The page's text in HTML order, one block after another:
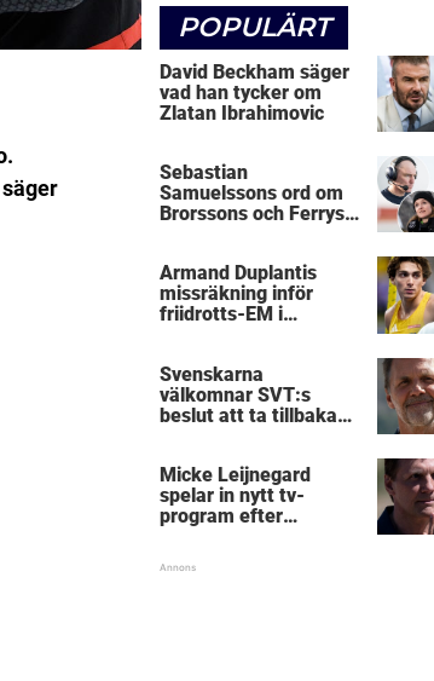
POPULÄRT
David Beckham säger
vad han tycker om
Zlatan Ibrahimovic
Sebastian
Samuelssons ord om
Brorssons och Ferrys
Armand Duplantis
missräkning inför
friidrotts-EM i
Svenskarna
välkomnar SVT:s
beslut att ta tillbaka
Micke Leijnegard
spelar in nytt tv-
program efter